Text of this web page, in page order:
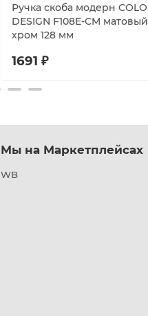
Ручка скоба модерн
DESIGN F108E-CM матовый
хром 128 мм
1691 ₽
Мы на Маркетплейсах
WB